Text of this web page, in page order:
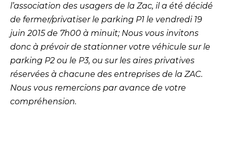
l’association des usagers de la Zac, il a été décidé
de fermer/privatiser le parking P1 le vendredi 19
juin 2015 de 7h00 à minuit; Nous vous invitons
donc à prévoir de stationner votre véhicule sur le
parking P2 ou le P3, ou sur les aires privatives
réservées à chacune des entreprises de la ZAC.
Nous vous remercions par avance de votre
compréhension.